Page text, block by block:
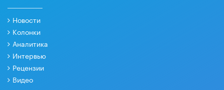
Новости
Колонки
Аналитика
Интервью
Рецензии
Видео